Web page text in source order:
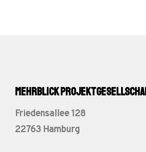
Mehrblick
Friedensallee 128
22763 Hamburg